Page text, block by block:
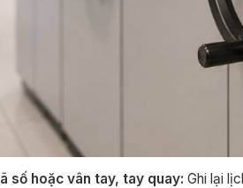
số hoặc vân tay, tay quay: Ghi lại